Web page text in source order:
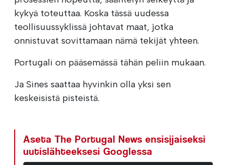
kykyä toteuttaa. Koska tässä uudessa
teollisuussyklissä johtavat maat, jotka
onnistuvat sovittamaan nämä tekijät yhteen.
Portugali on pääsemässä tähän peliin mukaan.
Ja Sines saattaa hyvinkin olla yksi sen
keskeisistä pisteistä.
Aseta The Portugal News ensisijaiseksi
uutislähteeksesi Googlessa